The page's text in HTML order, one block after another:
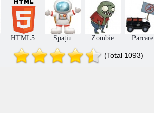
Curse de mașini
Dora
Dora
exploratorul
găsește acei
cățeluși
HTML5 Spațiu Zombie Parcare
(Total 1093)